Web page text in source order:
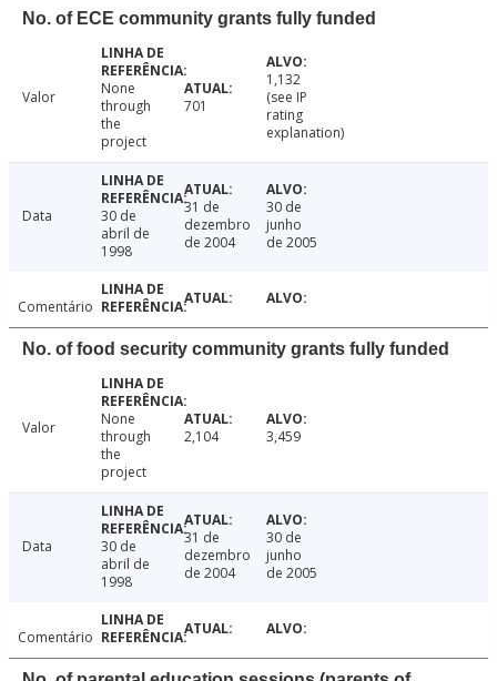
No. of ECE community grants fully funded
Valor
None
through
the
project
701
1,132
(see IP
rating
explanation)
Data
30 de
abril de
1998
31 de
dezembro
de 2004
30 de
junho
de 2005
Comentário
No. of food security community grants fully funded
Valor
None
through
the
project
2,104 3,459
Data
30 de
abril de
1998
31 de
dezembro
de 2004
30 de
junho
de 2005
Comentário